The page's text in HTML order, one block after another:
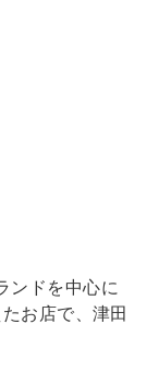
ンドを中心に
お店で、津田